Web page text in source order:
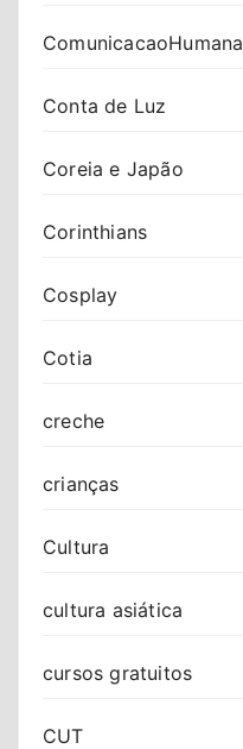
ComunicacaoHumana
Conta de Luz
Coreia e Japão
Corinthians
Cosplay
Cotia
creche
crianças
Cultura
cultura asiática
cursos gratuitos
CUT